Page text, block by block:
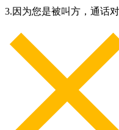
3.因为您是被叫方，通话